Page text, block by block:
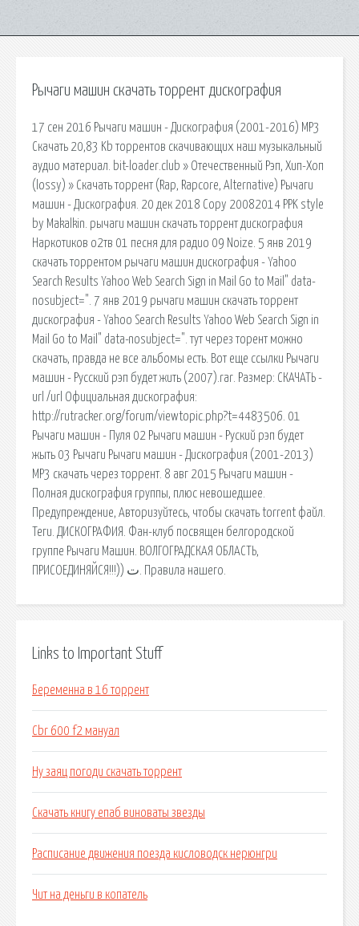
Рычаги машин скачать торрент дискография
17 сен 2016 Рычаги машин - Дискография (2001-2016) MP3
Скачать 20,83 Kb торрентов скачивающих наш музыкальный
аудио материал. bit-loader.club » Отечественный Рэп, Хип-Хоп
(lossy) » Скачать торрент (Rap, Rapcore, Alternative) Рычаги
машин - Дискография. 20 дек 2018 Copy 20082014 PPK style
by Makalkin. рычаги машин скачать торрент дискография
Наркотиков о2тв 01 песня для радио 09 Noize. 5 янв 2019
скачать торрентом рычаги машин дискография - Yahoo
Search Results Yahoo Web Search Sign in Mail Go to Mail" data-
nosubject=". 7 янв 2019 рычаги машин скачать торрент
дискография - Yahoo Search Results Yahoo Web Search Sign in
Mail Go to Mail" data-nosubject=". тут через торент можно
скачать, правда не все альбомы есть. Вот еще ссылки Рычаги
машин - Русский рэп будет жить (2007).rar. Размер: СКАЧАТЬ -
url /url Официальная дискография:
http://rutracker.org/forum/viewtopic.php?t=4483506. 01
Рычаги машин - Пуля 02 Рычаги машин - Руский рэп будет
жыть 03 Рычаги Рычаги машин - Дискография (2001-2013)
MP3 скачать через торрент. 8 авг 2015 Рычаги машин -
Полная дискография группы, плюс невошедшее.
Предупреждение, Авторизуйтесь, чтобы скачать torrent файл.
Теги. ДИСКОГРАФИЯ. Фан-клуб посвящен белгородской
группе Рычаги Машин. ВОЛГОГРАДСКАЯ ОБЛАСТЬ,
ПРИСОЕДИНЯЙСЯ!!!)) ﺕ. Правила нашего.
Links to Important Stuff
Беременна в 16 торрент
Cbr 600 f2 мануал
Ну заяц погоди скачать торрент
Скачать книгу епаб виноваты звезды
Расписание движения поезда кисловодск нерюнгри
Чит на деньги в копатель